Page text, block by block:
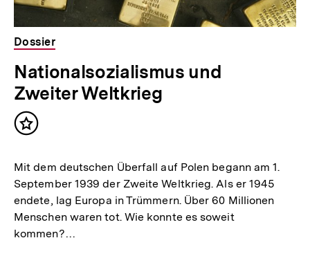
Dossier
Nationalsozialismus und
Zweiter Weltkrieg
Inhalt
Mit dem deutschen Überfall auf Polen begann am 1.
September 1939 der Zweite Weltkrieg. Als er 1945
endete, lag Europa in Trümmern. Über 60 Millionen
Menschen waren tot. Wie konnte es soweit
kommen?…